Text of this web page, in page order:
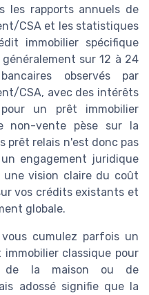
les rapports annuels de
CSA et les statistiques
immobilier spécifique
sur 12 à 24
observés par
CSA, avec des intérêts
un prêt immobilier
non-vente pèse sur la
prêt relais n'est donc pas
engagement juridique
vision claire du coût
vos crédits existants et
globale.
cumulez parfois un
classique pour
de la maison ou de
adossé signifie que la